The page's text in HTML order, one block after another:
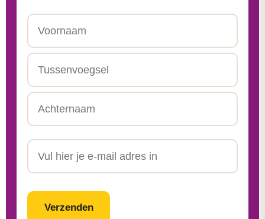
Voornaam
Tussenvoegsel
Achternaam
CAPTCHA